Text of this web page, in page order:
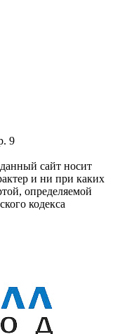
9
сайт носит
и ни при каких
определяемой
кодекса